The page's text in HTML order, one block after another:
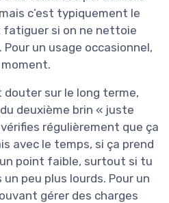
c’est typiquement le
fatiguer si on ne nettoie
un usage occasionnel,
sur le long terme,
deuxième brin « juste
régulièrement que ça
avec le temps, si ça prend
point faible, surtout si tu
peu plus lourds. Pour un
gérer des charges